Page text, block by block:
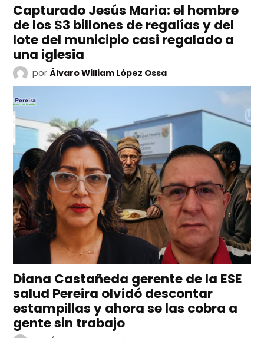
Capturado Jesús Maria: el hombre
de los $3 billones de regalías y del
lote del municipio casi regalado a
una iglesia
por Álvaro William López Ossa
Diana Castañeda gerente de la ESE
salud Pereira olvidó descontar
estampillas y ahora se las cobra a
gente sin trabajo